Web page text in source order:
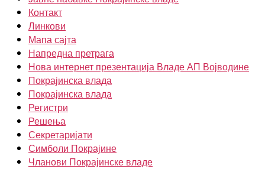
Контакт
Линкови
Мапа сајта
Напредна претрага
Нова интернет презентација Владе АП Војводине
Покрајинска влада
Покрајинска влада
Регистри
Решења
Секретаријати
Симболи Покрајине
Чланови Покрајинске владе